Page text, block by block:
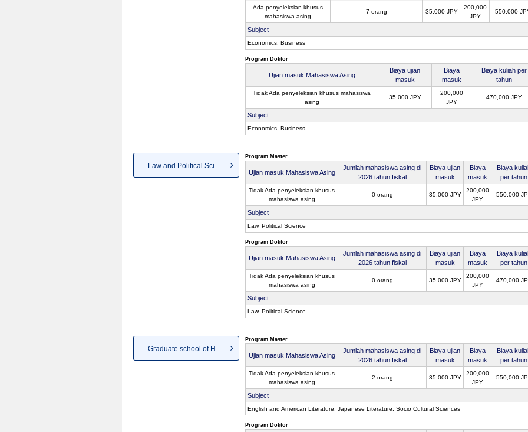
Ada penyeleksian khusus
mahasiswa asing
7 orang 35,000 JPY
200,000
JPY
550,000
Subject
Economics, Business
Program Doktor
Ujian masuk Mahasiswa Asing
Biaya ujian
masuk
Biaya
masuk
Biaya kuliah per
tahun
Tidak Ada penyeleksian khusus mahasiswa
asing
35,000 JPY
200,000
JPY
470,000 JPY
Subject
Economics, Business
Law and Political Science
Program Master
Ujian masuk Mahasiswa Asing
Jumlah mahasiswa asing di
2026 tahun fiskal
Biaya ujian
masuk
Biaya
masuk
Biaya
per tahun
Tidak Ada penyeleksian khusus
mahasiswa asing
0 orang 35,000 JPY
200,000
JPY
550,000
Subject
Law, Political Science
Program Doktor
Ujian masuk Mahasiswa Asing
Jumlah mahasiswa asing di
2026 tahun fiskal
Biaya ujian
masuk
Biaya
masuk
Biaya
per tahun
Tidak Ada penyeleksian khusus
mahasiswa asing
0 orang 35,000 JPY
200,000
JPY
470,000
Subject
Law, Political Science
Graduate school of Humanities
Program Master
Ujian masuk Mahasiswa Asing
Jumlah mahasiswa asing di
2026 tahun fiskal
Biaya ujian
masuk
Biaya
masuk
Biaya
per tahun
Tidak Ada penyeleksian khusus
mahasiswa asing
2 orang 35,000 JPY
200,000
JPY
550,000
Subject
English and American Literature, Japanese Literature, Socio Cultural Sciences
Program Doktor